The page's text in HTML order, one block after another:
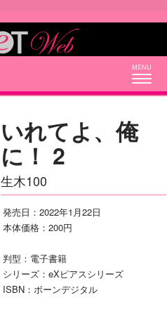
いれてよ、俺
に！ 2
生木100
発売日：2022年1月22日
本体価格：200円
判型：電子書籍
シリーズ：eXピアスシリーズ
ISBN：ボーンデジタル